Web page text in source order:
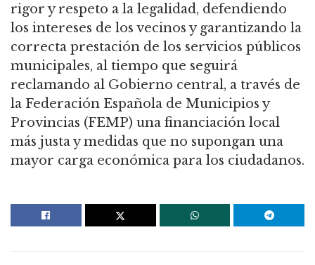
rigor y respeto a la legalidad, defendiendo
los intereses de los vecinos y garantizando la
correcta prestación de los servicios públicos
municipales, al tiempo que seguirá
reclamando al Gobierno central, a través de
la Federación Española de Municipios y
Provincias (FEMP) una financiación local
más justa y medidas que no supongan una
mayor carga económica para los ciudadanos.